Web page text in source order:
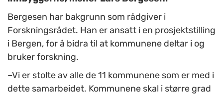
Bergesen har bakgrunn som rådgiver i
Forskningsrådet. Han er ansatt i en prosjektstilling
i Bergen, for å bidra til at kommunene deltar i og
bruker forskning.
–Vi er stolte av alle de 11 kommunene som er med i
dette samarbeidet. Kommunene skal i større grad